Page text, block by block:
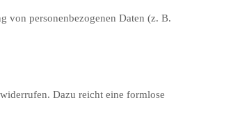
von personenbezogenen Daten (z. B.
Dazu reicht eine formlose